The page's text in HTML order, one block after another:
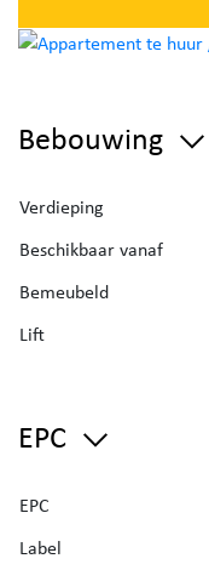
EPC: 415kWh/m²
Bebouwing
Verdieping
Beschikbaar vanaf
Bemeubeld
Lift
EPC
EPC
Label